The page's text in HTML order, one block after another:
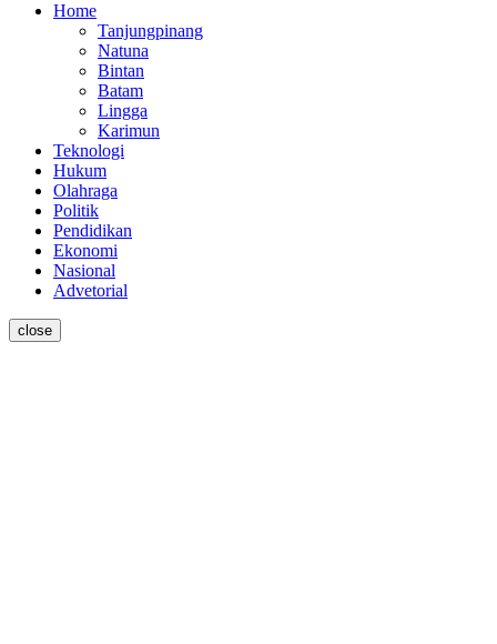
Home
Tanjungpinang
Natuna
Bintan
Batam
Lingga
Karimun
Teknologi
Hukum
Olahraga
Politik
Pendidikan
Ekonomi
Nasional
Advetorial
close